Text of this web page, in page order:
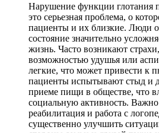
Нарушение функции глотания
это серьезная проблема, о
пациенты и их близкие. Люди
состояние значительно
жизнь. Часто возникают
возможностью удушья или
легкие, что может привести к
пациенты испытывают стыд и
приеме пищи в обществе, что
социальную активность. Важно
реабилитация и работа с
существенно улучшить